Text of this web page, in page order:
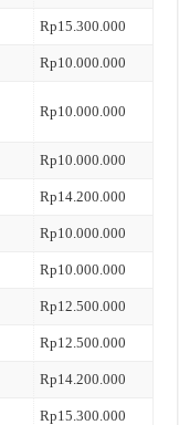
Rp15.300.000
Rp10.000.000
Rp10.000.000
Rp10.000.000
Rp14.200.000
Rp10.000.000
Rp10.000.000
Rp12.500.000
Rp12.500.000
Rp14.200.000
Rp15.300.000